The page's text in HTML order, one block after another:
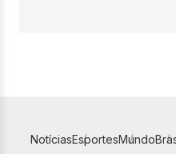
NotíciasEsportesMundo